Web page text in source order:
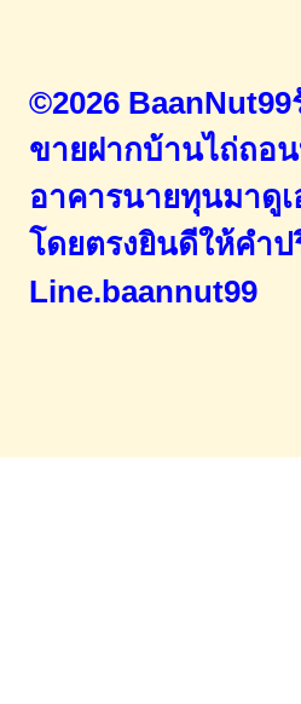
©2026
ขายฝากบ้านไถ่ถอ
อาคารนายทุนมาดูเ
โดยตรงยินดีให้คำป
Line.baannut99